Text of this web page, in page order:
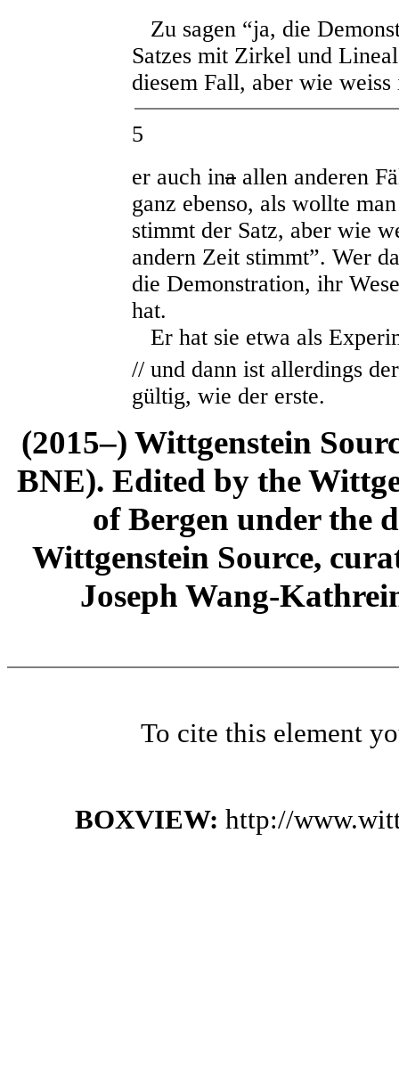
Zu sagen “ja, die
Satzes mit Zirkel und
diesem Fall, aber wie weiss
5
er auch ina allen anderen
ganz ebenso, als wollte
stimmt der Satz, aber wie
andern Zeit stimmt”. Wer
die Demonstration, ihr
hat.
Er hat sie etwa als
// und dann ist allerdings
gültig, wie der erste.
(2015–) Wittgenstein
BNE). Edited by the
of Bergen under the
Wittgenstein Source,
Joseph Wang-
To cite this element
BOXVIEW: http://